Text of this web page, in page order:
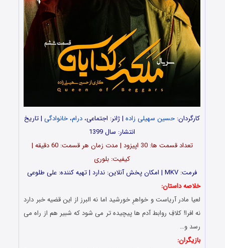
کارگردان: حسین سهیلی زاده | ژانر: اجتماعی، درام، خانوادگی | تاریخ
انتشار: سال 1399
تعداد قسمت ها: 30 اپیزود | مدت زمان هر قسمت: 60 دقیقه |
کیفیت: بلوری
فرمت: MKV | امکان پخش آنلاین: ندارد | تهیه کننده: علی طلوعی
خلاصه داستان:
لعیا مادر آریاست و خواهرِ خورشید اما نه البرز از این قضیه خبر دارد
نه افرا! کلافِ روابط آدم ها پیچیده تر می شود که شبیر هم از راه می
رسد و…
بازیگران: